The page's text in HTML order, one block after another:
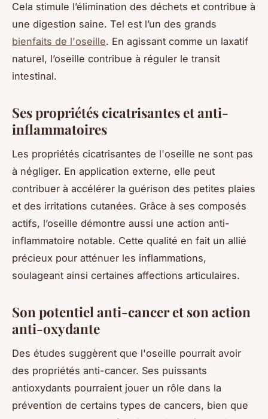
Cela stimule l’élimination des déchets et contribue à
une digestion saine. Tel est l’un des grands
bienfaits de l'oseille. En agissant comme un laxatif
naturel, l’oseille contribue à réguler le transit
intestinal.
Ses propriétés cicatrisantes et anti-
inflammatoires
Les propriétés cicatrisantes de l'oseille ne sont pas
à négliger. En application externe, elle peut
contribuer à accélérer la guérison des petites plaies
et des irritations cutanées. Grâce à ses composés
actifs, l’oseille démontre aussi une action anti-
inflammatoire notable. Cette qualité en fait un allié
précieux pour atténuer les inflammations,
soulageant ainsi certaines affections articulaires.
Son potentiel anti-cancer et son action
anti-oxydante
Des études suggèrent que l'oseille pourrait avoir
des propriétés anti-cancer. Ses puissants
antioxydants pourraient jouer un rôle dans la
prévention de certains types de cancers, bien que